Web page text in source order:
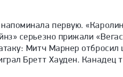
первую.
серьезно прижали
Митч Марнер отбросил
Бретт Хауден. Канадец